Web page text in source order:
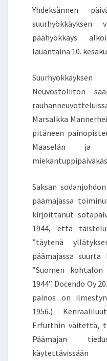
Yhdeksännen
suurhyökkäyksen
päähyökkäys
lauantaina 10.
Neuvostoliiton
Marsalkka
pitäneen
Maaselän ja
Saksan
päämajassa
kirjoittanut
1944, että
”täytenä
päämajassa suurta
”Suomen
1944”. Docendo Oy
painos on
1956.)
Erfurthin väitettä,
Päämajan